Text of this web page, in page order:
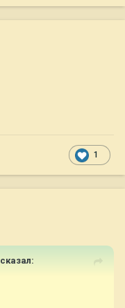
1
сказал: